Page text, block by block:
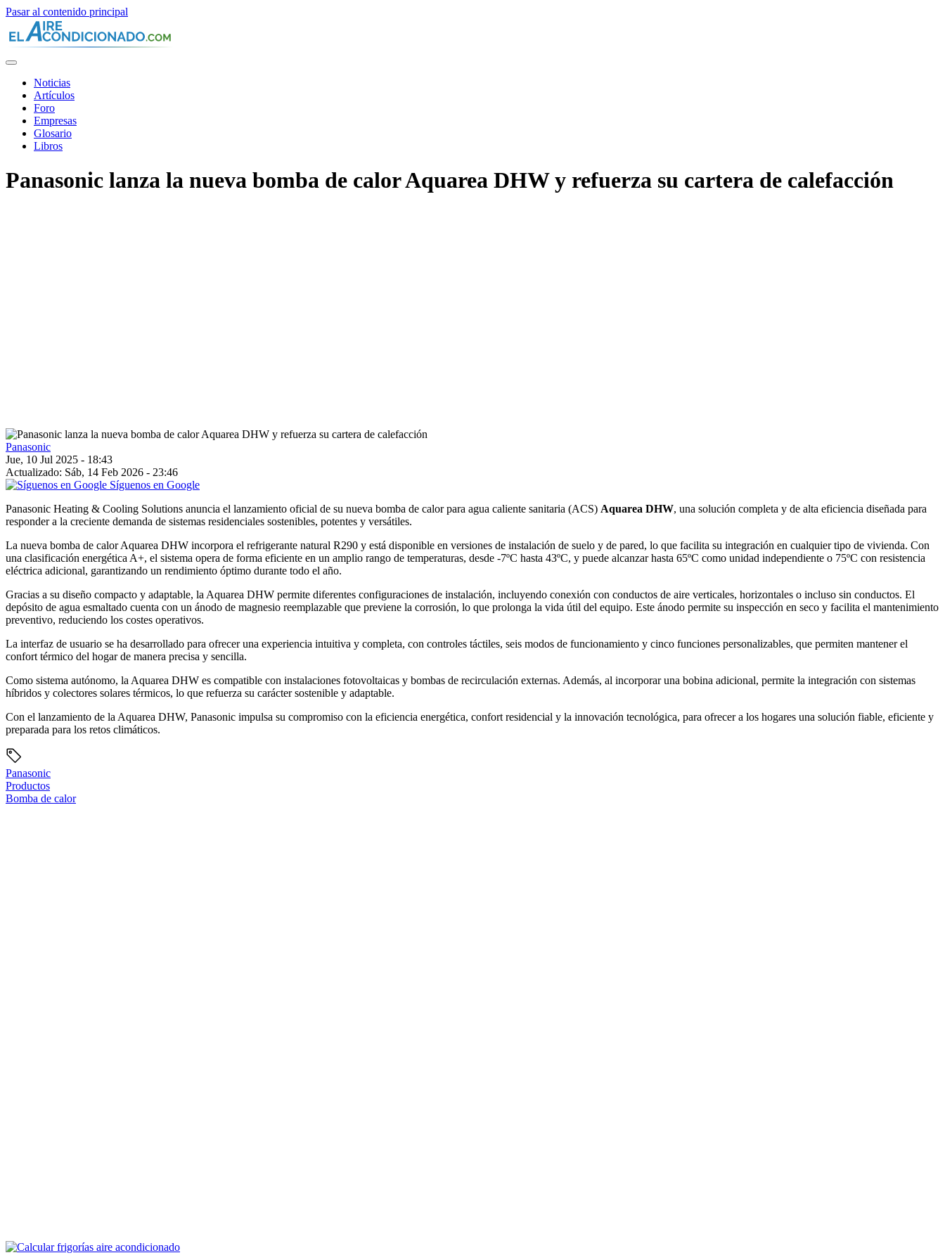
Pasar al contenido principal
Noticias
Artículos
Foro
Empresas
Glosario
Libros
Panasonic lanza la nueva bomba de calor Aquarea DHW y refuerza su cartera de calefacción
Panasonic
Jue, 10 Jul 2025 - 18:43
Actualizado: Sáb, 14 Feb 2026 - 23:46
Síguenos en Google
Panasonic Heating & Cooling Solutions anuncia el lanzamiento oficial de su nueva bomba de calor para agua caliente sanitaria (ACS) Aquarea DHW, una solución completa y de alta eficiencia diseñada para
responder a la creciente demanda de sistemas residenciales sostenibles, potentes y versátiles.
La nueva bomba de calor Aquarea DHW incorpora el refrigerante natural R290 y está disponible en versiones de instalación de suelo y de pared, lo que facilita su integración en cualquier tipo de vivienda. Con
una clasificación energética A+, el sistema opera de forma eficiente en un amplio rango de temperaturas, desde -7ºC hasta 43ºC, y puede alcanzar hasta 65ºC como unidad independiente o 75ºC con resistencia
eléctrica adicional, garantizando un rendimiento óptimo durante todo el año.
Gracias a su diseño compacto y adaptable, la Aquarea DHW permite diferentes configuraciones de instalación, incluyendo conexión con conductos de aire verticales, horizontales o incluso sin conductos. El
depósito de agua esmaltado cuenta con un ánodo de magnesio reemplazable que previene la corrosión, lo que prolonga la vida útil del equipo. Este ánodo permite su inspección en seco y facilita el mantenimiento
preventivo, reduciendo los costes operativos.
La interfaz de usuario se ha desarrollado para ofrecer una experiencia intuitiva y completa, con controles táctiles, seis modos de funcionamiento y cinco funciones personalizables, que permiten mantener el
confort térmico del hogar de manera precisa y sencilla.
Como sistema autónomo, la Aquarea DHW es compatible con instalaciones fotovoltaicas y bombas de recirculación externas. Además, al incorporar una bobina adicional, permite la integración con sistemas
híbridos y colectores solares térmicos, lo que refuerza su carácter sostenible y adaptable.
Con el lanzamiento de la Aquarea DHW, Panasonic impulsa su compromiso con la eficiencia energética, confort residencial y la innovación tecnológica, para ofrecer a los hogares una solución fiable, eficiente y
preparada para los retos climáticos.
Panasonic
Productos
Bomba de calor